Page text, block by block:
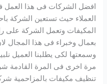
افضل الشركات فى هذا العمل
العملاء حيث تستعين الشركة
المكيفات وتعمل الشركة على
بعمال وخبراء فى هذا المجال
وسمعتها لكى يطلبنا العميل
مرة اخرى فى المرة القادمة
تنظيف مكيفات بالمزاحمية